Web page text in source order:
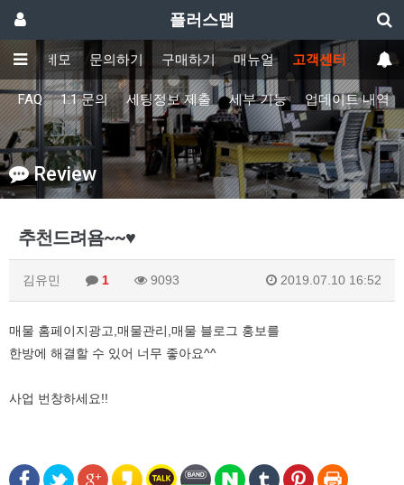
플러스맵
능 데모 문의하기 구매하기 매뉴얼 고객센터
FAQ 1:1 문의 세팅정보 제출 세부 기능 업데이트 내역
Review
추천드려욤~~♥
김유민 1 9093 2019.07.10 16:52
매물 홈페이지광고,매물관리,매물 블로그 홍보를
한방에 해결할 수 있어 너무 좋아요^^
사업 번창하세요!!